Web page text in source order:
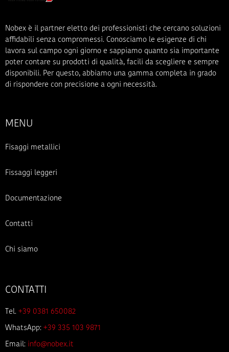
Nobex è il partner eletto dei professionisti che cercano soluzioni
affidabili senza compromessi. Conosciamo le esigenze di chi
lavora sul campo ogni giorno e sappiamo quanto sia importante
poter contare su prodotti di qualità, facili da scegliere e sempre
disponibili. Per questo, abbiamo una gamma completa in grado
di rispondere con precisione a ogni necessità.
MENU
Fisaggi metallici
Fissaggi leggeri
Documentazione
Contatti
Chi siamo
CONTATTI
Tel. +39 0381 650082
WhatsApp: +39 335 103 9871
Email: info@nobex.it